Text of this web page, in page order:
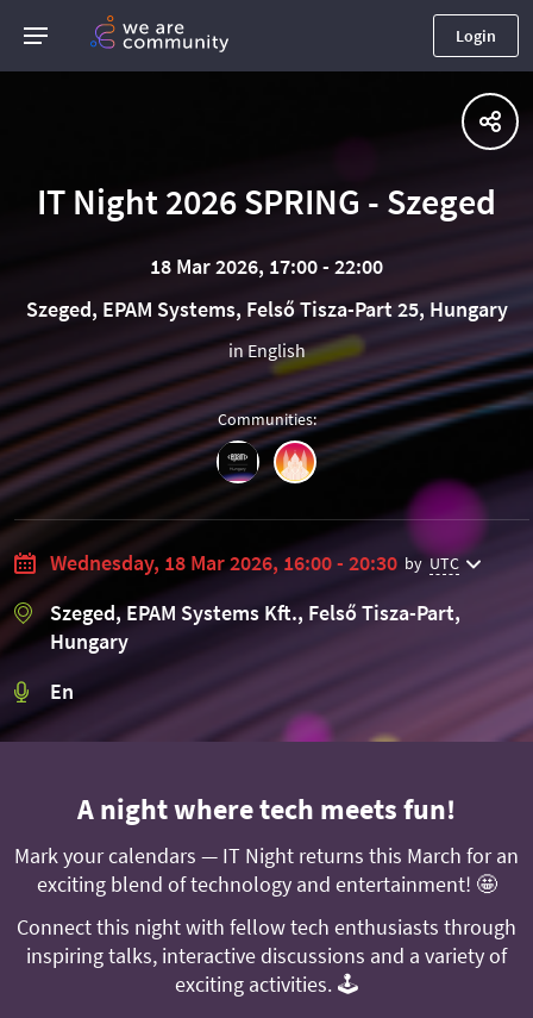
Login
IT Night 2026 SPRING - Szeged
18 Mar 2026, 17:00 - 22:00
Szeged, EPAM Systems, Felső Tisza-Part 25, Hungary
in English
Communities:
Wednesday, 18 Mar 2026, 16:00 - 20:30 by UTC
Szeged, EPAM Systems Kft., Felső Tisza-Part,
Hungary
En
A night where tech meets fun!
Mark your calendars — IT Night returns this March for an
exciting blend of technology and entertainment! 🤩
Connect this night with fellow tech enthusiasts through
inspiring talks, interactive discussions and a variety of
exciting activities. 🕹️